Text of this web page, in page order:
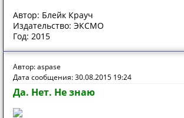
Автор: Блейк Крауч
Издательство: ЭКСМО
Год: 2015
Автор: aspase
Дата сообщения: 30.08.2015 19:24
Да. Нет. Не знаю